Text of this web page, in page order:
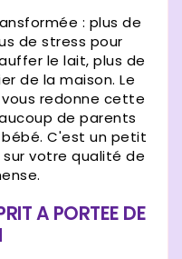
: plus de
de stress pour
le lait, plus de
de la maison. Le
vous redonne cette
de parents
C'est un petit
votre qualité de
A PORTEE DE